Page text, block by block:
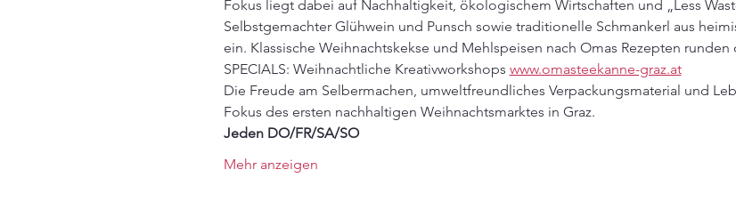
Fokus liegt dabei auf Nachhaltigkeit, ökologischem Wirtschaften und „Less
Selbstgemachter Glühwein und Punsch sowie traditionelle Schmankerl aus
ein. Klassische Weihnachtskekse und Mehlspeisen nach Omas Rezepten
SPECIALS: Weihnachtliche Kreativworkshops www.omasteekanne-graz.at
Die Freude am Selbermachen, umweltfreundliches Verpackungsmaterial und
Fokus des ersten nachhaltigen Weihnachtsmarktes in Graz.
Jeden DO/FR/SA/SO
Mehr anzeigen